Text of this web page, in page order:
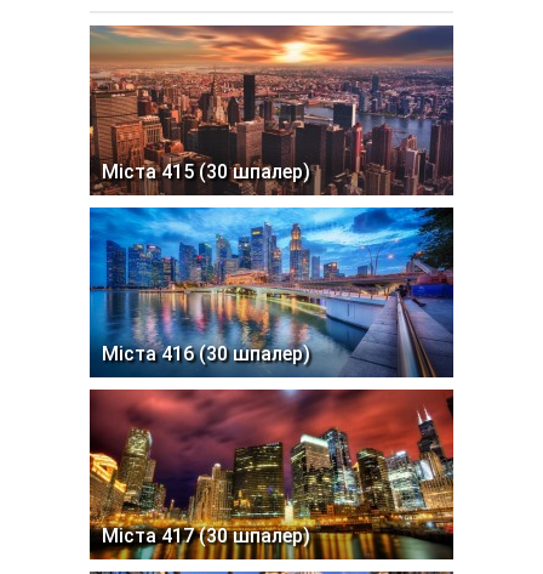
Міста 415 (30 шпалер)
Міста 416 (30 шпалер)
Міста 417 (30 шпалер)